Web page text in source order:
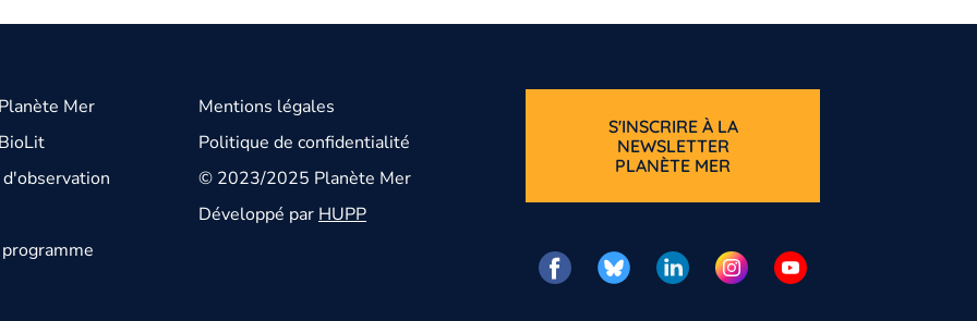
Mer
Mentions légales
Politique de confidentialité
© 2023/2025 Planète Mer
Développé parHUPP
S'INSCRIRE À LA
NEWSLETTER
PLANÈTE MER